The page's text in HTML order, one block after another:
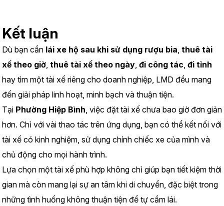
Kết luận
Dù bạn cần lái xe hộ sau khi sử dụng rượu bia, thuê tài
xế theo giờ, thuê tài xế theo ngày, đi công tác, đi tỉnh
hay tìm một tài xế riêng cho doanh nghiệp, LMD đều mang
đến giải pháp linh hoạt, minh bạch và thuận tiện.
Tại Phường Hiệp Bình, việc đặt tài xế chưa bao giờ đơn giản
hơn. Chỉ với vài thao tác trên ứng dụng, bạn có thể kết nối với
tài xế có kinh nghiệm, sử dụng chính chiếc xe của mình và
chủ động cho mọi hành trình.
Lựa chọn một tài xế phù hợp không chỉ giúp bạn tiết kiệm thời
gian mà còn mang lại sự an tâm khi di chuyển, đặc biệt trong
những tình huống không thuận tiện để tự cầm lái.